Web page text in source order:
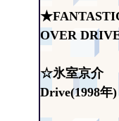
OVER
☆氷室京介
Drive(1998年)